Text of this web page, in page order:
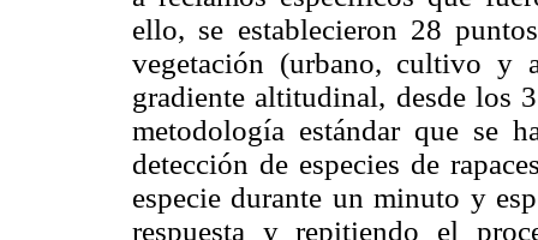
ello, se establecieron 28
vegetación (urbano, cultivo y
gradiente altitudinal, desde los
metodología estándar que se
detección de especies de
especie durante un minuto y
respuesta y repitiendo el